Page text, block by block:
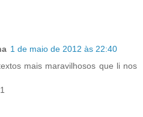
1 de maio de 2012 às 22:40
mais maravilhosos que li nos